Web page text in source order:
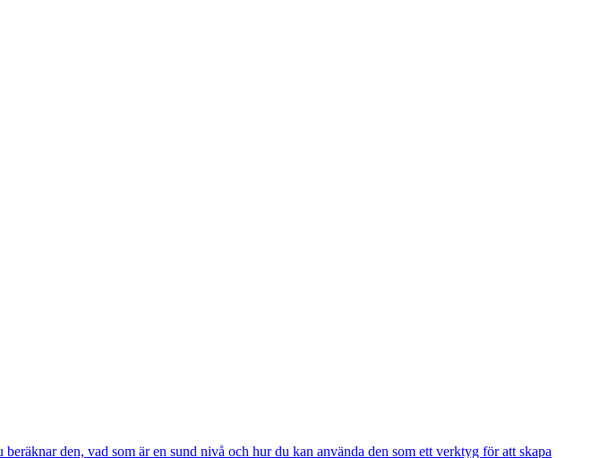
den, vad som är en sund nivå och hur du kan använda den som ett verktyg för att skapa